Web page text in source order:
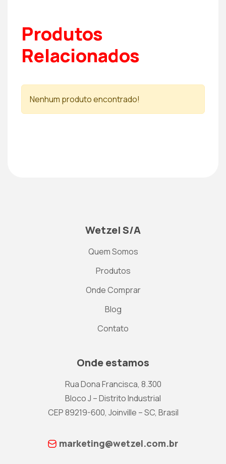
Produtos
Relacionados
Nenhum produto encontrado!
Wetzel S/A
Quem Somos
Produtos
Onde Comprar
Blog
Contato
Onde estamos
Rua Dona Francisca, 8.300
Bloco J – Distrito Industrial
CEP 89219-600, Joinville – SC, Brasil
marketing@wetzel.com.br